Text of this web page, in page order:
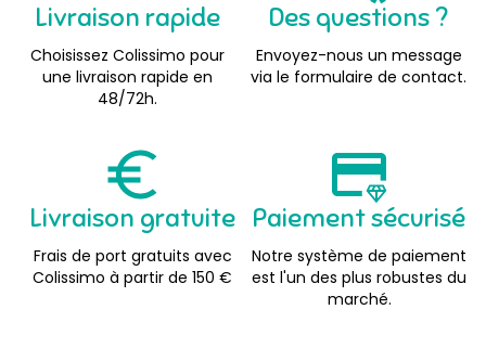
Livraison rapide
Choisissez Colissimo pour
une livraison rapide en
48/72h.
Des questions ?
Envoyez-nous un message
via le formulaire de contact.
Livraison gratuite
Frais de port gratuits avec
Colissimo à partir de 150 €
Paiement sécurisé
Notre système de paiement
est l'un des plus robustes du
marché.